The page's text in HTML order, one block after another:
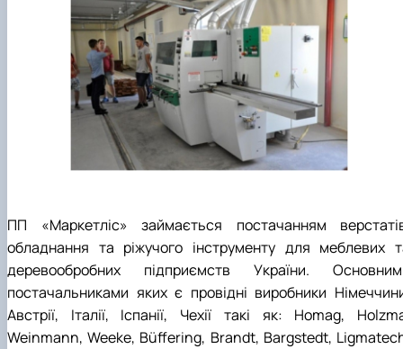
ПП «Маркетліс» займається постачанням
обладнання та ріжучого інструменту для меблевих
деревообробних підприємств України.
постачальниками яких є провідні виробники
Австрії, Італії, Іспанії, Чехії такі як: Homag,
Weinmann, Weeke, Büffering, Brandt, Bargstedt,